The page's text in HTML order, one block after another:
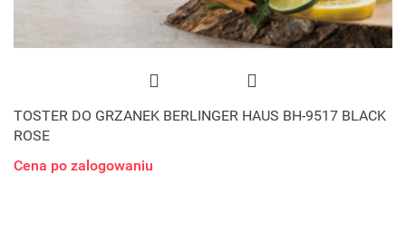
TOSTER DO GRZANEK BERLINGER HAUS BH-9517 BLACK
ROSE
Cena po zalogowaniu